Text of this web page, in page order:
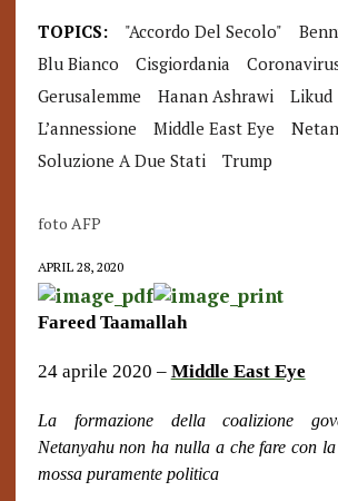
TOPICS: "accordo Del Secolo"
Blu Bianco
Cisgiordania
Gerusalemme
Hanan Ashrawi
Likud
L’annessione
Middle East Eye
Soluzione A Due Stati
Trump
foto AFP
APRIL 28, 2020
Fareed Taamallah
24 aprile 2020 – Middle East Eye
La formazione della coalizione
Netanyahu non ha nulla a che fare con
mossa puramente politica